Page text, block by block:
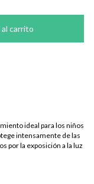
ideal para los niños
intensamente de las
por la exposición a la luz